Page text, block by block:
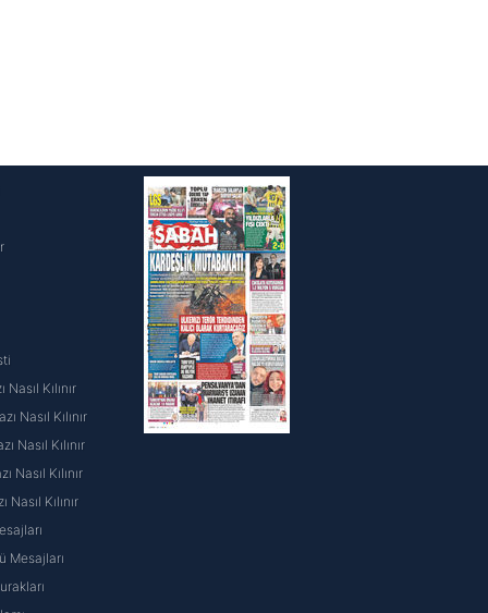
Nasıl Kılınır
Nasıl Kılınır
Nasıl Kılınır
Nasıl Kılınır
Nasıl Kılınır
Mesajları